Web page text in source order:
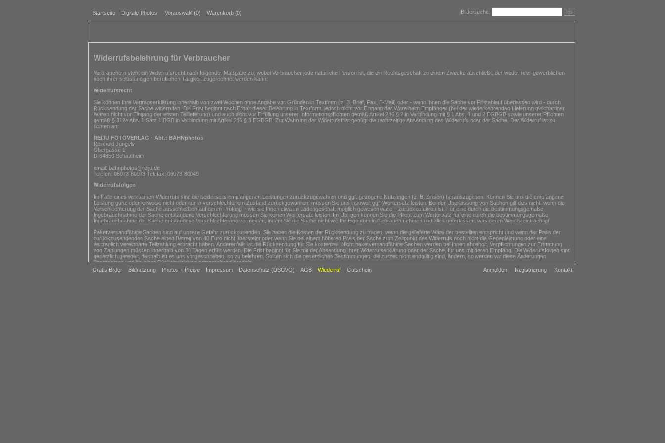
Startseite Digitale-Photos Vorauswahl (0) Warenkorb (0) Bildersuche: los
Gratis Bilder Bildnutzung Photos + Preise Impressum Datenschutz (DSGVO) AGB Wiederruf Gutschein Anmelden Registrierung Kontakt
Widerrufsbelehrung für Verbraucher
Verbrauchern steht ein Widerrufsrecht nach folgender Maßgabe zu, wobei Verbraucher jede natürliche Person ist, die ein Rechtsgeschäft zu einem Zwecke abschließt, der weder ihrer gewerblichen
noch ihrer selbständigen beruflichen Tätigkeit zugerechnet werden kann:
Widerrufsrecht
Sie können Ihre Vertragserklärung innerhalb von zwei Wochen ohne Angabe von Gründen in Textform (z. B. Brief, Fax, E-Mail) oder - wenn Ihnen die Sache vor Fristablauf überlassen wird - durch
Rücksendung der Sache widerrufen. Die Frist beginnt nach Erhalt dieser Belehrung in Textform, jedoch nicht vor Eingang der Ware beim Empfänger (bei der wiederkehrenden Lieferung gleichartiger
Waren nicht vor Eingang der ersten Teillieferung) und auch nicht vor Erfüllung unserer Informationspflichten gemäß Artikel 246 § 2 in Verbindung mit § 1 Abs. 1 und 2 EGBGB sowie unserer Pflichten
gemäß § 312e Abs. 1 Satz 1 BGB in Verbindung mit Artikel 246 § 3 EGBGB. Zur Wahrung der Widerrufsfrist genügt die rechtzeitige Absendung des Widerrufs oder der Sache. Der Widerruf ist zu
richten an:
REIJU FOTOVERLAG · Abt.: BAHNphotos
Reinhold Jungels
Obergasse 1
D-64850 Schaafheim
email: bahnphotos@reiju.de
Telefon: 06073-80973 Telefax: 06073-80049
Widerrufsfolgen
Im Falle eines wirksamen Widerrufs sind die beiderseits empfangenen Leistungen zurückzugewähren und ggf. gezogene Nutzungen (z. B. Zinsen) herauszugeben. Können Sie uns die empfangene
Leistung ganz oder teilweise nicht oder nur in verschlechtertem Zustand zurückgewähren, müssen Sie uns insoweit ggf. Wertersatz leisten. Bei der Überlassung von Sachen gilt dies nicht, wenn die
Verschlechterung der Sache ausschließlich auf deren Prüfung – wie sie Ihnen etwa im Ladengeschäft möglich gewesen wäre – zurückzuführen ist. Für eine durch die bestimmungsgemäße
Ingebrauchnahme der Sache entstandene Verschlechterung müssen Sie keinen Wertersatz leisten. Im Übrigen können Sie die Pflicht zum Wertersatz für eine durch die bestimmungsgemäße
Ingebrauchnahme der Sache entstandene Verschlechterung vermeiden, indem Sie die Sache nicht wie Ihr Eigentum in Gebrauch nehmen und alles unterlassen, was deren Wert beeinträchtigt.
Paketversandfähige Sachen sind auf unsere Gefahr zurückzusenden. Sie haben die Kosten der Rücksendung zu tragen, wenn die gelieferte Ware der bestellten entspricht und wenn der Preis der
zurückzusendenden Sache einen Betrag von 40 Euro nicht übersteigt oder wenn Sie bei einem höheren Preis der Sache zum Zeitpunkt des Widerrufs noch nicht die Gegenleistung oder eine
vertraglich vereinbarte Teilzahlung erbracht haben. Anderenfalls ist die Rücksendung für Sie kostenfrei. Nicht paketversandfähige Sachen werden bei Ihnen abgeholt. Verpflichtungen zur Erstattung
von Zahlungen müssen innerhalb von 30 Tagen erfüllt werden. Die Frist beginnt für Sie mit der Absendung Ihrer Widerrufserklärung oder der Sache, für uns mit deren Empfang. Die Widerufsfolgen sind
gesetzlich geregelt, deshalb ist es uns vorgeschrieben, so zu belehren. Sollten sich die gesetzlichen Bestimmungen, die zurzeit nicht endgültig sind, ändern, so werden wir diese Änderungen
übernehmen und bei einer Rückabwicklung entsprechend handeln.
Ende der Widerrufsbelehrung